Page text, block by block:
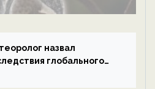
назвал
глобального